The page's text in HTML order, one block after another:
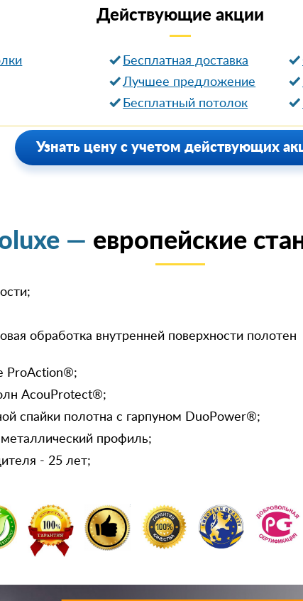
Действующие акции
Бесплатная доставка
Лучшее предложение
Бесплатный потолок
Узнать цену с учетом действующих
— европейские
обработка внутренней поверхности полотен
ProAction®;
AcouProtect®;
спайки полотна с гарпуном DuoPower®;
профиль;
- 25 лет;